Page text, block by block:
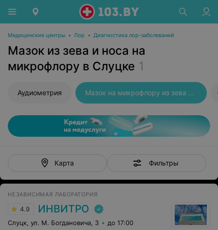
Медицинские центры • Лор • Диагностика лор-заболеваний
Мазок из зева и носа на
микрофлору в Слуцке 1
Аудиометрия Мазок на микрофлору из зева и носа
Карта Фильтры
НЕЗАВИСИМАЯ ЛАБОРАТОРИЯ
4.9 ИНВИТРО
Слуцк, ул. М. Богдановича, 3 до 17:00